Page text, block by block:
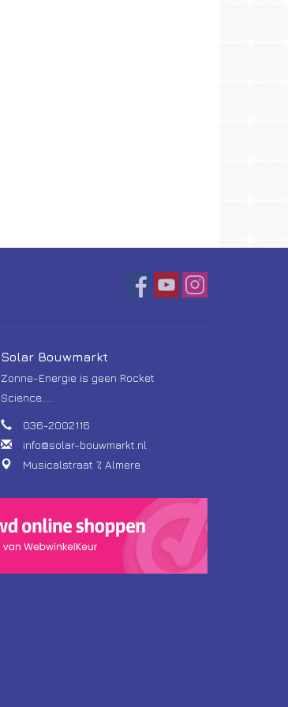
Solar Bouwmarkt
Zonne-Energie is geen Rocket
Science.....
036-2002116
info@solar-bouwmarkt.nl
Musicalstraat 7, Almere